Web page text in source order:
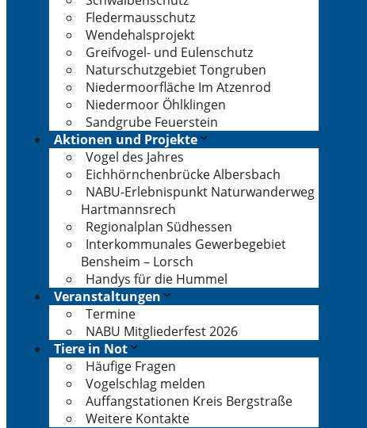
Fledermausschutz
Wendehalsprojekt
Greifvogel- und Eulenschutz
Naturschutzgebiet Tongruben
Niedermoorfläche Im Atzenrod
Niedermoor Öhlklingen
Sandgrube Feuerstein
Aktionen und Projekte
Vogel des Jahres
Eichhörnchenbrücke Albersbach
NABU-Erlebnispunkt Naturwanderweg
Hartmannsrech
Regionalplan Südhessen
Interkommunales Gewerbegebiet
Bensheim – Lorsch
Handys für die Hummel
Veranstaltungen
Termine
NABU Mitgliederfest 2026
Tiere in Not
Häufige Fragen
Vogelschlag melden
Auffangstationen Kreis Bergstraße
Weitere Kontakte